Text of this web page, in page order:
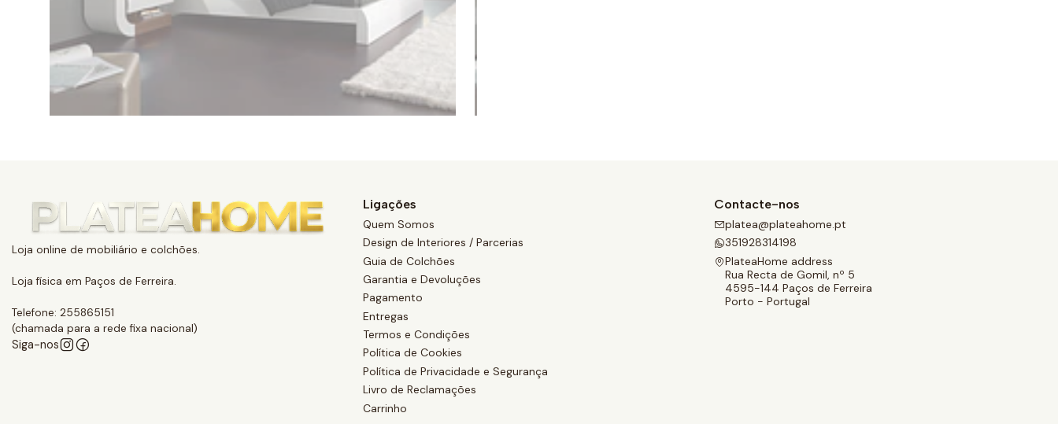
Loja online de mobiliário e colchões.
Loja física em Paços de Ferreira.
Telefone: 255865151
(chamada para a rede fixa nacional)
Siga-nos
Ligações
Quem Somos
Design de Interiores / Parcerias
Guia de Colchões
Garantia e Devoluções
Pagamento
Entregas
Termos e Condições
Política de Cookies
Política de Privacidade e Segurança
Livro de Reclamações
Carrinho
Contacte-nos
platea@plateahome.pt
351928314198
PlateaHome address
Rua Recta de Gomil, nº 5
4595-144 Paços de Ferreira
Porto - Portugal